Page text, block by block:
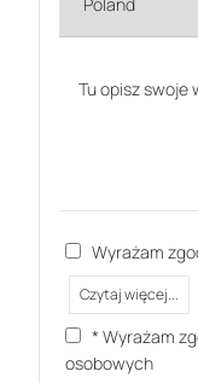
Wyrażam
Czytaj więcej...
* Wyrażam
osobowych